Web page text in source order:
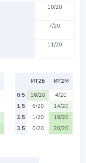
10/20
7/20
11/20
ИТ2Б
ИТ2М
0.5
16/20
4/20
1.5
6/20
14/20
2.5
1/20
19/20
3.5
0/20 20/20